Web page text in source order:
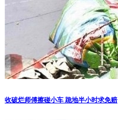
收破烂师傅擦碰小车 跪地半小时求免赔